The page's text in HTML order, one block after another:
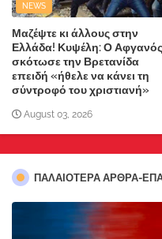
NEWS
Μαζέψτε κι άλλους στην
Ελλάδα! Κυψέλη: Ο Αφγανός
σκότωσε την Βρετανίδα
επειδή «ήθελε να κάνει τη
σύντροφό του χριστιανή»
August 03, 2026
ΠΑΛΑΙΟΤΕΡΑ ΑΡΘΡΑ-